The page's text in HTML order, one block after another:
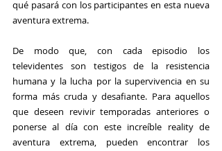
qué pasará con los participantes en esta nueva
aventura extrema.
De modo que, con cada episodio los
televidentes son testigos de la resistencia
humana y la lucha por la supervivencia en su
forma más cruda y desafiante. Para aquellos
que deseen revivir temporadas anteriores o
ponerse al día con este increíble reality de
aventura extrema, pueden encontrar los